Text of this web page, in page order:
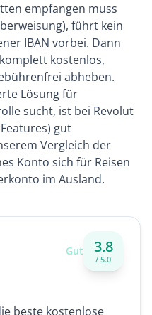
empfangen muss
führt kein
IBAN vorbei. Dann
kostenlos,
abheben.
Lösung für
sucht, ist bei Revolut
gut
Vergleich der
Konto sich für Reisen
im Ausland.
Gut 3.8
/ 5.0
beste kostenlose